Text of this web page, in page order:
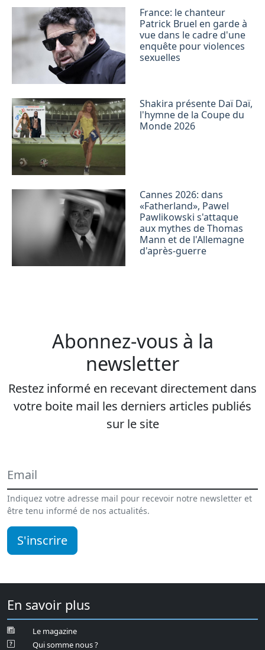
France: le chanteur
Patrick Bruel en garde à
vue dans le cadre d'une
enquête pour violences
sexuelles
Shakira présente Daï Daï,
l'hymne de la Coupe du
Monde 2026
Cannes 2026: dans
«Fatherland», Pawel
Pawlikowski s'attaque
aux mythes de Thomas
Mann et de l'Allemagne
d'après-guerre
Abonnez-vous à la
newsletter
Restez informé en recevant directement dans
votre boite mail les derniers articles publiés
sur le site
Indiquez votre adresse mail pour recevoir notre newsletter et
être tenu informé de nos actualités.
S'inscrire
En savoir plus
Le magazine
Qui somme nous ?